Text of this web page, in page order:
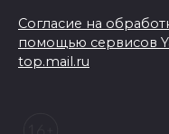
Согласие на
помощью сервисов
top.mail.ru